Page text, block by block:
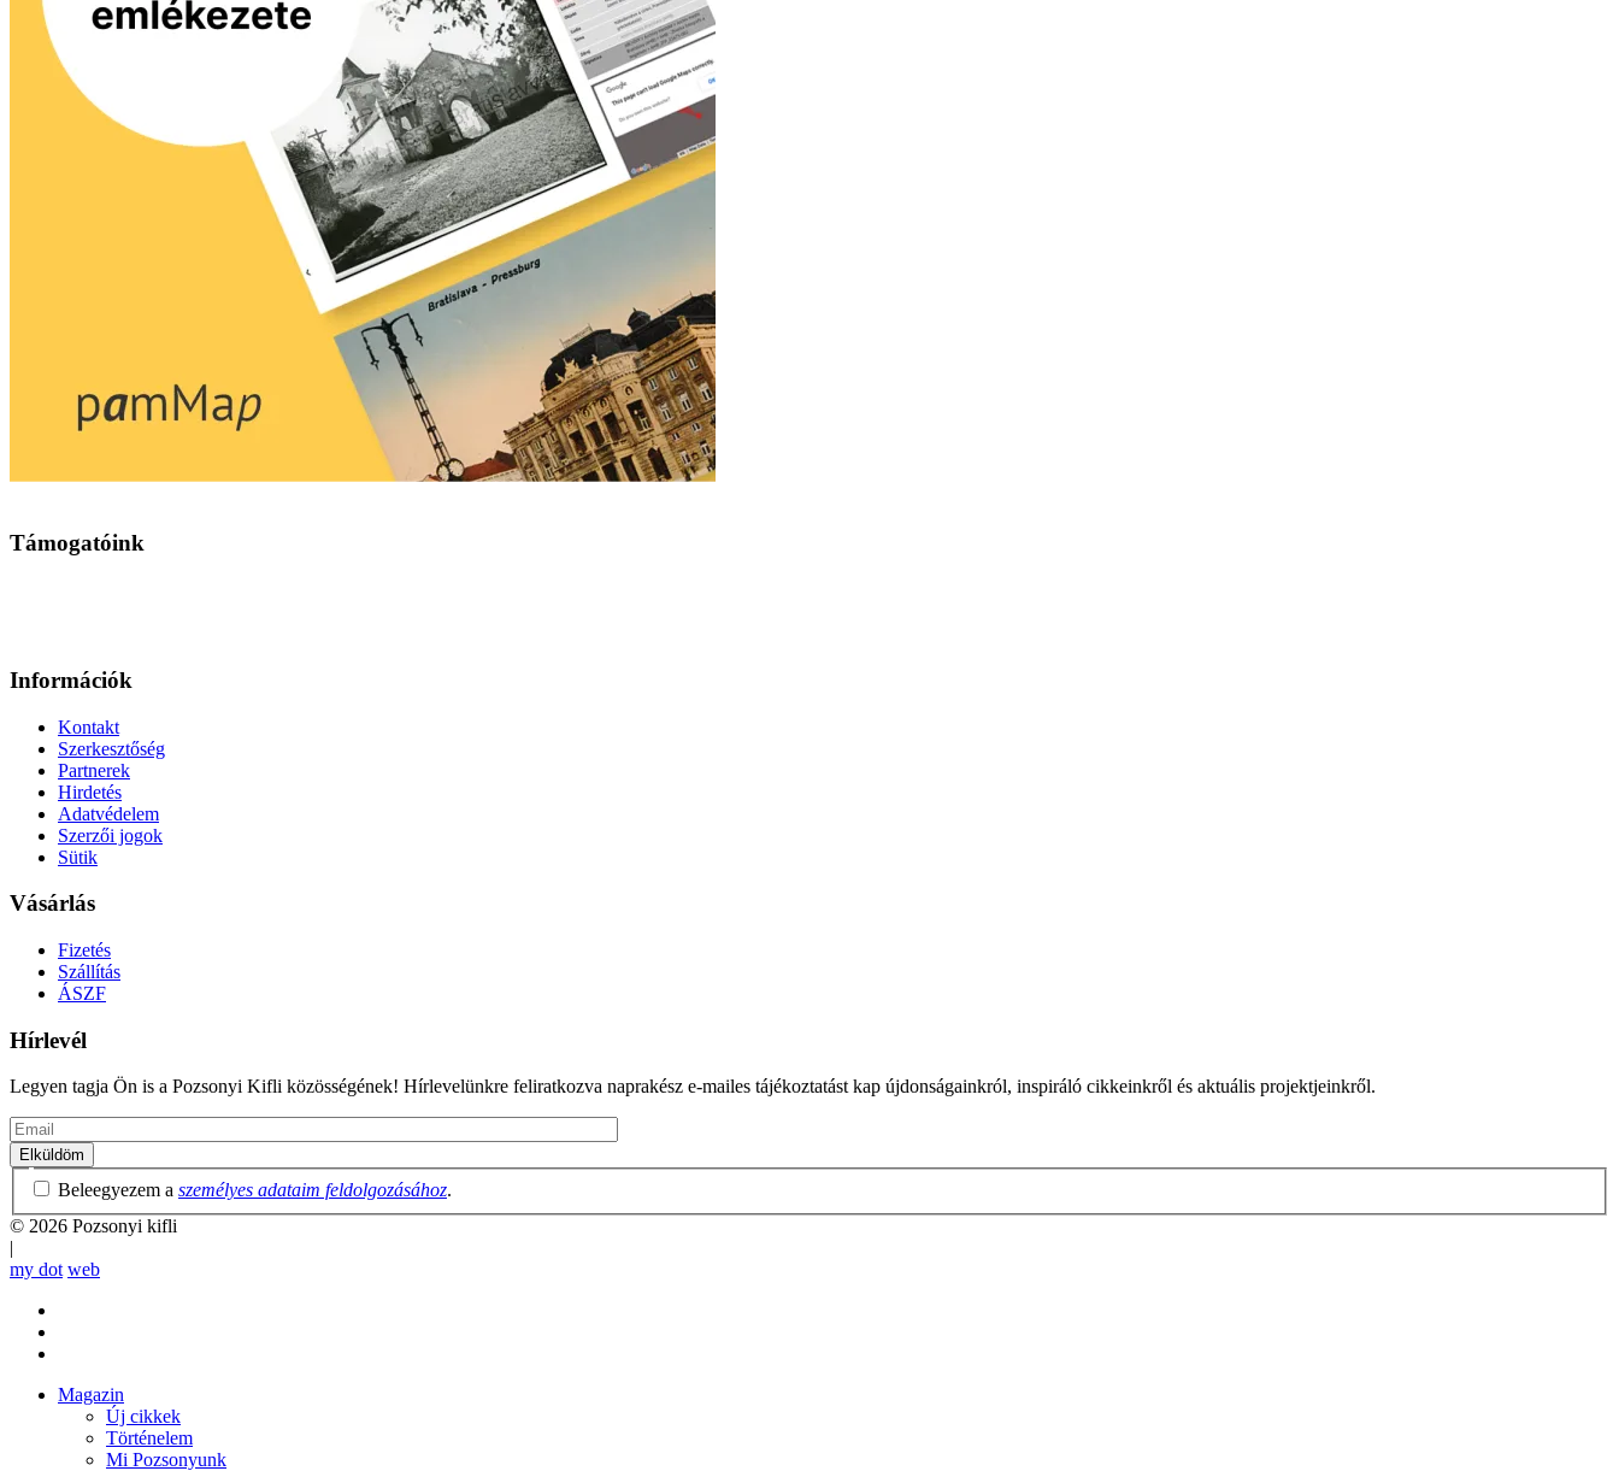
Támogatóink
Információk
Kontakt
Szerkesztőség
Partnerek
Hirdetés
Adatvédelem
Szerzői jogok
Sütik
Vásárlás
Fizetés
Szállítás
ÁSZF
Hírlevél
Legyen tagja Ön is a Pozsonyi Kifli közösségének! Hírlevelünkre feliratkozva naprakész e-mailes tájékoztatást kap újdonságainkról, inspiráló cikkeinkről és aktuális projektjeinkről.
Email
Adatvédelmi
irányelvek
Beleegyezem a személyes adataim feldolgozásához.
© 2026 Pozsonyi kifli
|
my dot web
Magazin
Új cikkek
Történelem
Mi Pozsonyunk